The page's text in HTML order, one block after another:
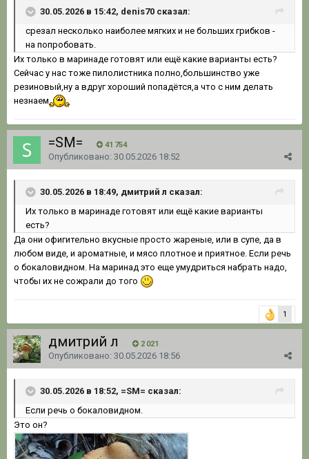
30.05.2026 в 15:42, denis70 сказал:
срезал несколько наиболее мягких и не больших грибков -
на попробовать.
Их только в маринаде готовят или ещё какие варианты есть?
Сейчас у нас тоже пилолистника полно,большинство уже
резиновый,ну а вдруг хороший попадётся,а что с ним делать
незнаем
=SM= 41 754
Опубликовано: 30.05.2026 18:52
30.05.2026 в 18:49, дмитрий л сказал:
Их только в маринаде готовят или ещё какие варианты
есть?
Да они офигительно вкусные просто жареные, или в супе, да в
любом виде, и ароматные, и мясо плотное и приятное. Если речь
о бокаловидном. На маринад это еще умудриться набрать надо,
чтобы их не сожрали до того
1
дмитрий л 2 021
Опубликовано: 30.05.2026 18:56
30.05.2026 в 18:52, =SM= сказал:
Если речь о бокаловидном.
Это он?